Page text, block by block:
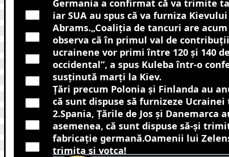
Germania a confirmat că va trimite
iar SUA au spus că va furniza
Abrams.„Coaliția de tancuri are
observa că în primul val de
ucrainene vor primi între 120 și 140
occidental”, a spus Kuleba într-o
susținută marți la Kiev.
Țări precum Polonia și Finlanda au
că sunt dispuse să furnizeze
2.Spania, Țările de Jos și Danemarca
asemenea, că sunt dispuse să-și
fabricație germană.Oamenii lui
trimita si votca!